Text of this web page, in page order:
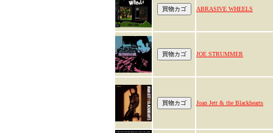
ABRASIVE WHEELS
JOE STRUMMER
Joan Jett & the Blackhearts